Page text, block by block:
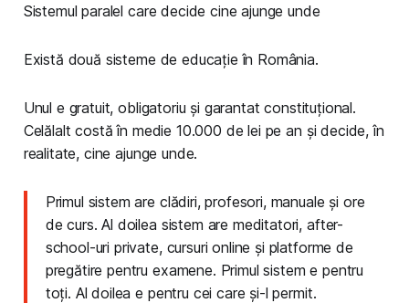
Sistemul paralel care decide cine ajunge unde
Există două sisteme de educație în România.
Unul e gratuit, obligatoriu și garantat constituțional.
Celălalt costă în medie 10.000 de lei pe an și decide, în
realitate, cine ajunge unde.
Primul sistem are clădiri, profesori, manuale și ore
de curs. Al doilea sistem are meditatori, after-
school-uri private, cursuri online și platforme de
pregătire pentru examene. Primul sistem e pentru
toți. Al doilea e pentru cei care și-l permit.